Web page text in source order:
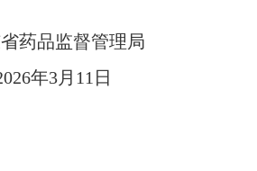
药品监督管理局
年3月11日